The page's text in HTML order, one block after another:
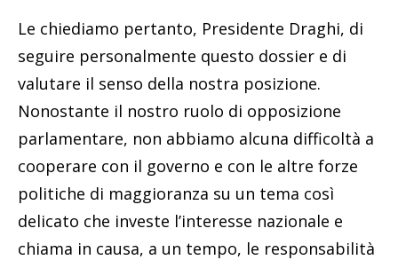
Le chiediamo pertanto, Presidente Draghi, di
seguire personalmente questo dossier e di
valutare il senso della nostra posizione.
Nonostante il nostro ruolo di opposizione
parlamentare, non abbiamo alcuna difficoltà a
cooperare con il governo e con le altre forze
politiche di maggioranza su un tema così
delicato che investe l’interesse nazionale e
chiama in causa, a un tempo, le responsabilità